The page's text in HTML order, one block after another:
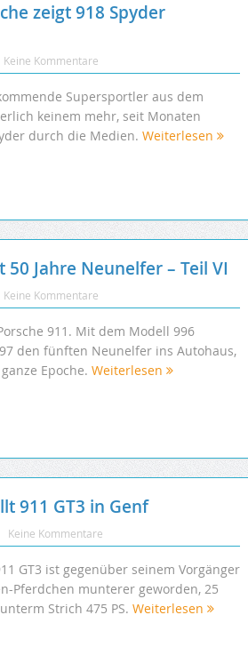
zeigt 918 Spyder
Keine Kommentare
Supersportler aus dem
keinem mehr, seit Monaten
durch die Medien. Weiterlesen
Jahre Neunelfer – Teil VI
Keine Kommentare
911. Mit dem Modell 996
den fünften Neunelfer ins Autohaus,
Epoche. Weiterlesen
911 GT3 in Genf
Keine Kommentare
GT3 ist gegenüber seinem Vorgänger
Pferdchen munterer geworden, 25
Strich 475 PS. Weiterlesen